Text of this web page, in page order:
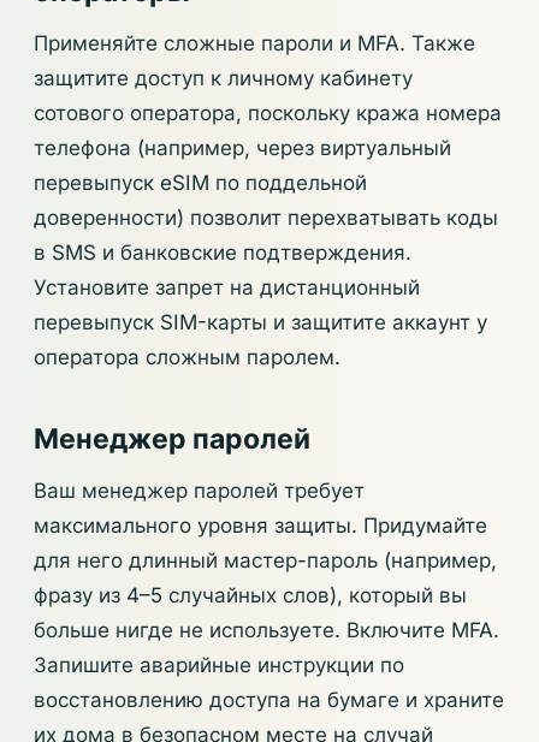
Применяйте сложные пароли и MFA. Также
защитите доступ к личному кабинету
сотового оператора, поскольку кража номера
телефона (например, через виртуальный
перевыпуск eSIM по поддельной
доверенности) позволит перехватывать коды
в SMS и банковские подтверждения.
Установите запрет на дистанционный
перевыпуск SIM-карты и защитите аккаунт у
оператора сложным паролем.
Менеджер паролей
Ваш менеджер паролей требует
максимального уровня защиты. Придумайте
для него длинный мастер-пароль (например,
фразу из 4–5 случайных слов), который вы
больше нигде не используете. Включите MFA.
Запишите аварийные инструкции по
восстановлению доступа на бумаге и храните
их дома в безопасном месте на случай